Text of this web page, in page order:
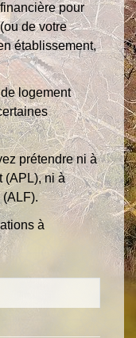
pour
de votre
établissement,
logement
prétendre ni à
(APL), ni à
à